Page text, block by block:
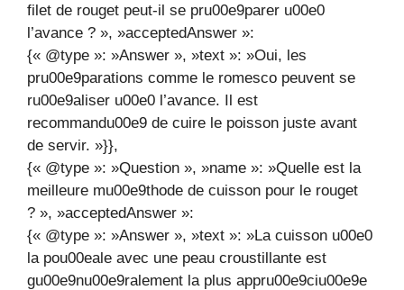
filet de rouget peut-il se pru00e9parer u00e0
l’avance ? », »acceptedAnswer »:
{« @type »: »Answer », »text »: »Oui, les
pru00e9parations comme le romesco peuvent se
ru00e9aliser u00e0 l’avance. Il est
recommandu00e9 de cuire le poisson juste avant
de servir. »}},
{« @type »: »Question », »name »: »Quelle est la
meilleure mu00e9thode de cuisson pour le rouget
? », »acceptedAnswer »:
{« @type »: »Answer », »text »: »La cuisson u00e0
la pou00eale avec une peau croustillante est
gu00e9nu00e9ralement la plus appru00e9ciu00e9e